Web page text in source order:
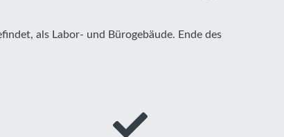
als Labor- und Bürogebäude. Ende des